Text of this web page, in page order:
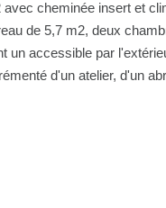
cheminée insert et
de 5,7 m2, deux
un accessible par
d'un atelier, d'un